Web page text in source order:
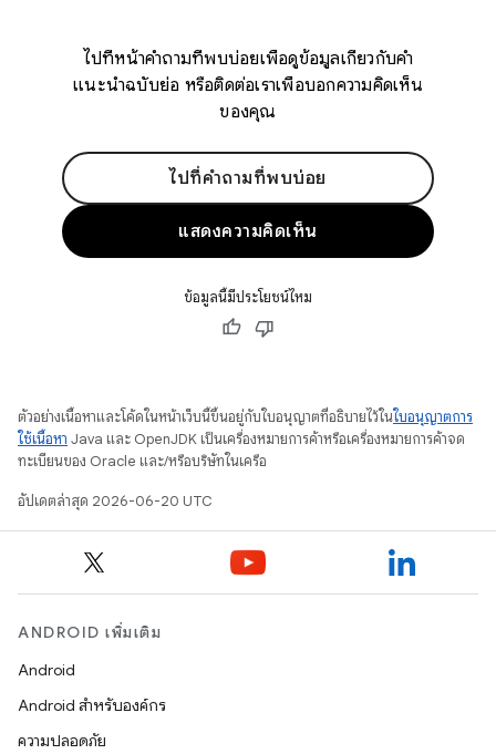
ไปที่หน้าคำถามที่พบบ่อยเพื่อดูข้อมูลเกี่ยวกับคำ
แนะนำฉบับย่อ หรือติดต่อเราเพื่อบอกความคิดเห็น
ของคุณ
ไปที่คำถามที่พบบ่อย
แสดงความคิดเห็น
ข้อมูลนี้มีประโยชน์ไหม
ตัวอย่างเนื้อหาและโค้ดในหน้าเว็บนี้ขึ้นอยู่กับใบอนุญาตที่อธิบายไว้ในใบอนุญาตการ
ใช้เนื้อหา Java และ OpenJDK เป็นเครื่องหมายการค้าหรือเครื่องหมายการค้าจด
ทะเบียนของ Oracle และ/หรือบริษัทในเครือ
อัปเดตล่าสุด 2026-06-20 UTC
ANDROID เพิ่มเติม
Android
Android สำหรับองค์กร
ความปลอดภัย